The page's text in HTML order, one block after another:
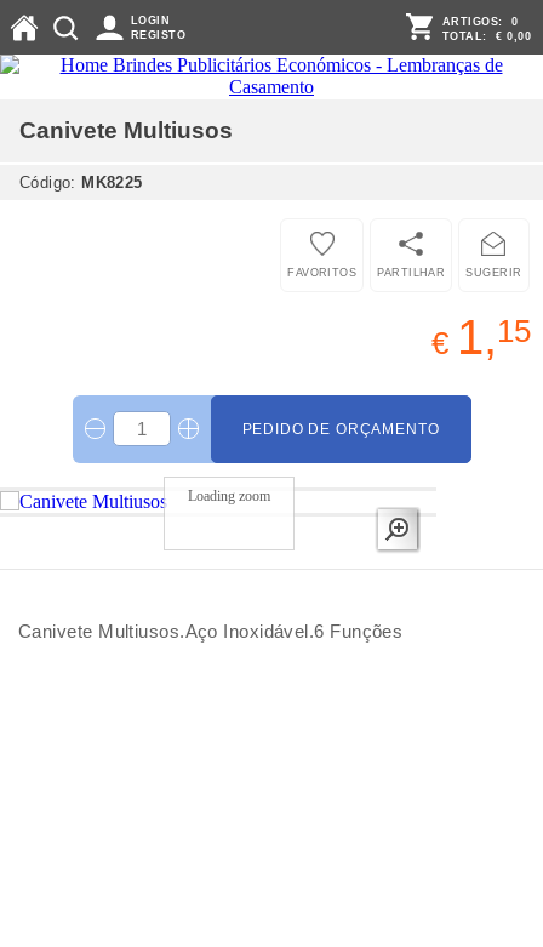
LOGIN
REGISTO
ARTIGOS: 0
TOTAL: € 0,00
Canivete Multiusos
Código: MK8225
SUGERIR
PARTILHAR
FAVORITOS
€ 1,15
PEDIDO DE ORÇAMENTO
Loading zoom
Canivete Multiusos.Aço Inoxidável.6 Funções